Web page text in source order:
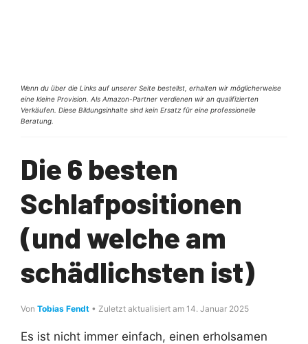
Wenn du über die Links auf unserer Seite bestellst, erhalten wir möglicherweise
eine kleine Provision. Als Amazon-Partner verdienen wir an qualifizierten
Verkäufen. Diese Bildungsinhalte sind kein Ersatz für eine professionelle
Beratung.
Die 6 besten
Schlafpositionen
(und welche am
schädlichsten ist)
Von Tobias Fendt • Zuletzt aktualisiert am 14. Januar 2025
Es ist nicht immer einfach, einen erholsamen